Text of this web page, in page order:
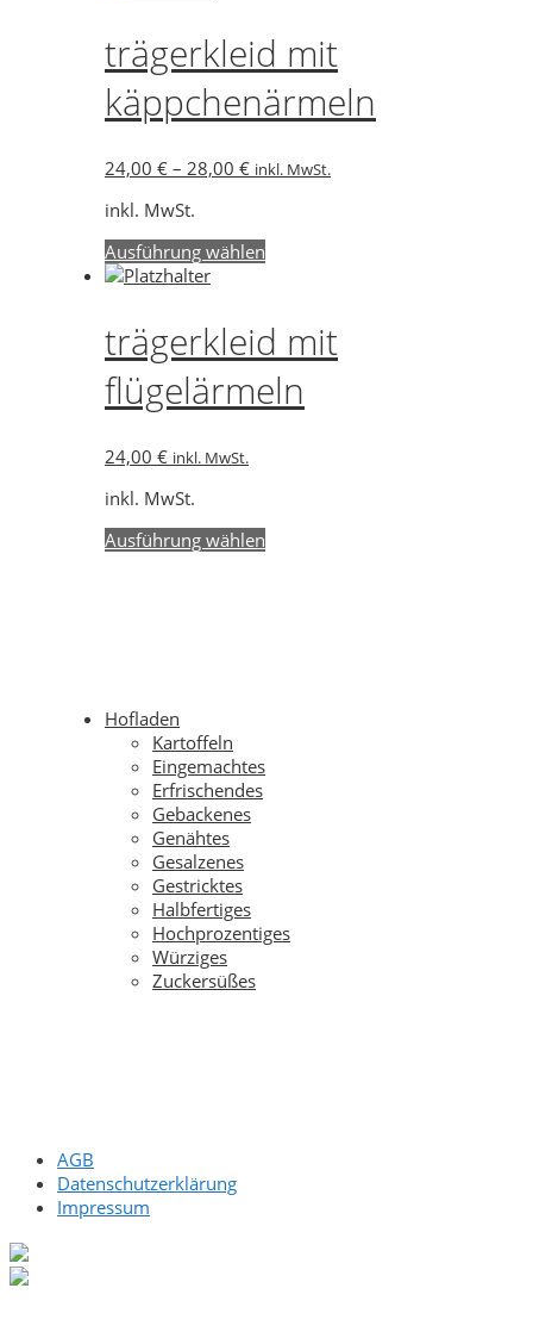
mehrere
Varianten
Die
Optionen
auf
trägerkleid mit
käppchenärmeln
24,00 € – 28,00 € inkl. MwSt.
inkl. MwSt.
Ausführung wählen
Varianten
auf.
Die
Optionen
gewählt
werden
trägerkleid mit
flügelärmeln
24,00 € inkl. MwSt.
inkl. MwSt.
Ausführung wählen
der
Hofladen
Kartoffeln
Eingemachtes
Erfrischendes
Gebackenes
Genähtes
Gesalzenes
Gestricktes
Halbfertiges
Hochprozentiges
Würziges
Zuckersüßes
AGB
Datenschutzerklärung
Impressum